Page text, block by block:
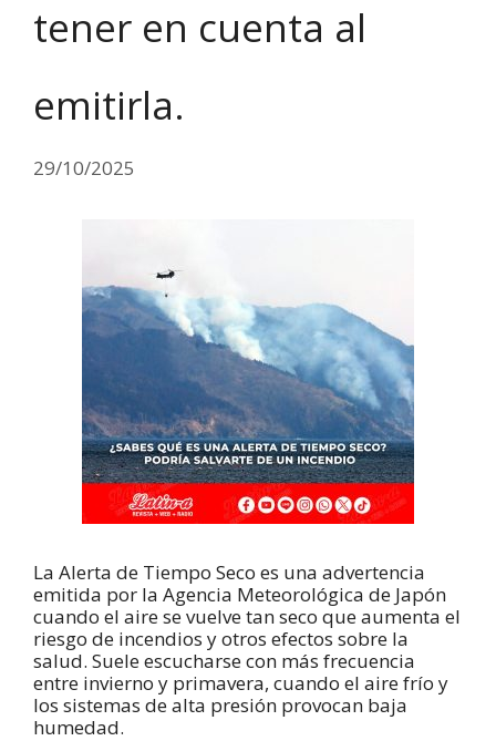
tener en cuenta al
emitirla.
29/10/2025
La Alerta de Tiempo Seco es una advertencia
emitida por la Agencia Meteorológica de Japón
cuando el aire se vuelve tan seco que aumenta el
riesgo de incendios y otros efectos sobre la
salud. Suele escucharse con más frecuencia
entre invierno y primavera, cuando el aire frío y
los sistemas de alta presión provocan baja
humedad.